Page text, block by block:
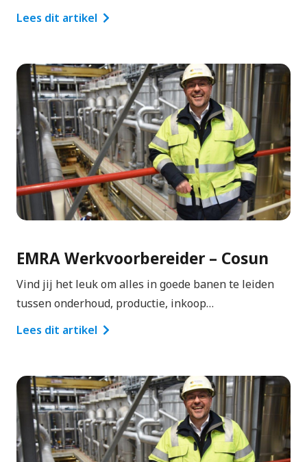
Lees dit artikel
EMRA Werkvoorbereider – Cosun
Vind jij het leuk om alles in goede banen te leiden
tussen onderhoud, productie, inkoop…
Lees dit artikel